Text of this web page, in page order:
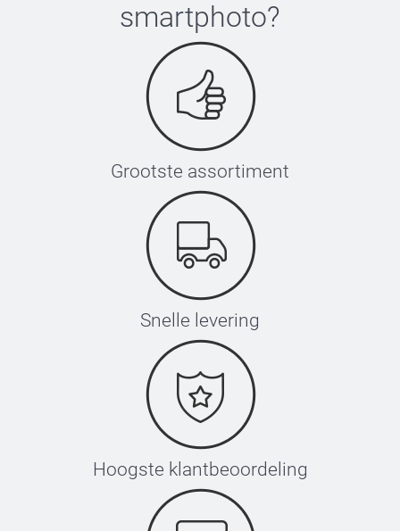
Zet je strijkijzer op de hoogste stand, gebruik geen
Plaats het label met de tekst naar boven
Leg het transferpapier (inbegrepen) hier bovenop
label, hef vervolgens het strijkijzer voorzichtig
omhoog. Herhaal dit 3 keer.
Laat het label afkoelen en verwijder het transferpapier
Wacht vervolgens 8 uur na het aanbrengen met wassen
smartphoto?
Grootste assortiment
Snelle levering
Hoogste klantbeoordeling